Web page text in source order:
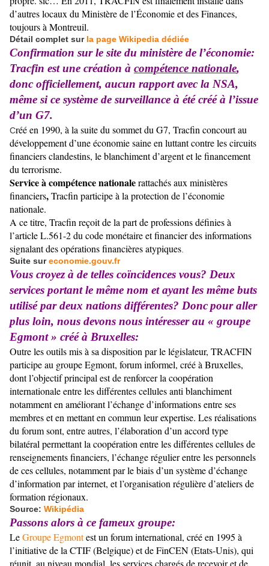
d’autres locaux du Ministère de l’Économie et des Finances,
toujours à Montreuil.
Détail complet sur la page Wikipedia dédiée
Confirmation sur le site du ministère de l’économie:
Tracfin est une création à compétence nationale,
donc officiellement, aucun rapport avec la NSA,
même si ce système de surveillance à été créé à l’issue
d’un G7.
Créé en 1990, à la suite du sommet du G7, Tracfin concourt au
développement d’une économie saine en luttant contre les circuits
financiers clandestins, le blanchiment d’argent et le financement
du terrorisme.
Service à compétence nationalerattachés aux ministères
financiers,Tracfin participe à la protection de l’économie
nationale.
A ce titre, Tracfin reçoit de la part de professions définies à
l’article L.561-2 du code monétaire et financier des informations
signalant des opérations financières atypiques
Suite sureconomie.gouv.fr
Vous croyez à de telles coïncidences vous? Deux
services portant le même nom et ayant les même buts
utilisé par deux nations différentes? Doncpour aller
plus loin, nous devons nous intéresser au « groupe
Egmont » créé à Bruxelles:
Outre les outils mis à sa disposition par le législateur, TRACFIN
participe au groupe Egmont, forum informel, créé à Bruxelles,
dont l’objectif principal est de renforcer la coopération
internationale entre les différentes cellules anti blanchiment
notamment en améliorant l’échange d’informations entre ses
membres et en mettant en commun leur expertise. Les réalisations
du forum sont, entre autres, l’élaboration d’un accord type
bilatéral permettant la coopération entre les différentes cellules de
renseignements financiers, l’échange régulier entre les personnels
de ces cellules, notamment par le biais d’un système d’échange
d’information par internet, et l’organisation régulière d’ateliers de
formation régionaux.
Source: Wikipédia
Passons alors à ce fameux groupe:
LeGroupe Egmontest un forum international, créé en 1995 à
l’initiative de la CTIF (Belgique) et de FinCEN (Etats-Unis), qui
réunit, au niveau mondial, les services chargés de recevoir et de